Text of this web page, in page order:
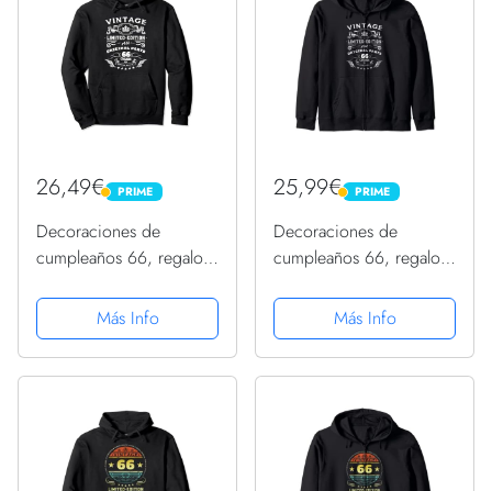
26,49€ PRIME
PRIME
Decoraciones de
cumpleaños 66, regalos
mujeres Sudadera con
Capucha
Más Info
25,99€ PRIME
PRIME
Decoraciones de
cumpleaños 66, regalos
mujeres Sudadera con
Capucha
Más Info